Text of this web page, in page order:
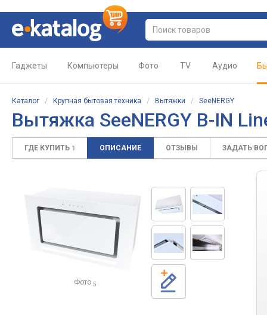
Гаджеты Компьютеры Фото TV Аудио
Каталог / Крупная бытовая техника / Вытяжки / SeeNERGY
Вытяжка SeeNERGY B-IN
ГДЕ КУПИТЬ 1 ОПИСАНИЕ ОТЗЫВЫ ЗАДАТЬ
Фото 5